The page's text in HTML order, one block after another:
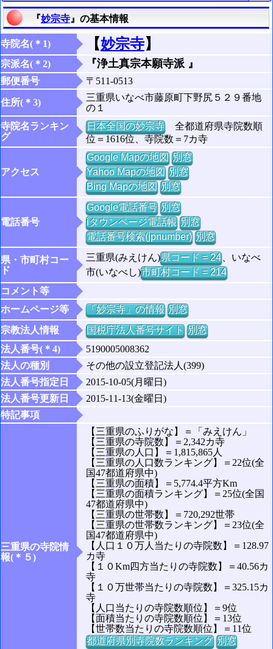
『妙宗寺 』の基本情報
寺院名(＊1) 【妙宗寺】
宗派名(＊2) 『浄土真宗本願寺派 』
郵便番号 〒511-0513
住所(＊3)
三重県いなべ市藤原町下野尻５２９番地
の１
寺院名ランキン
グ
日本全国の妙宗寺全都道府県寺院数順
位＝1616位、寺院数＝7カ寺
アクセス
Google Mapの地図 別窓
Yahoo Mapの地図 別窓
Bing Mapの地図 別窓
電話番号
Google電話番号 別窓
iタウンページ電話帳 別窓
電話番号検索(jpnumber) 別窓
県・市町村コー
ド
三重県(みえけん)県コード = 24、いなべ
市(いなべし)市町村コード = 214
コメント等
ホームページ等
「妙宗寺」の情報 別窓
宗教法人情報
国税庁法人番号サイト 別窓
法人番号(＊4)
5190005008362
法人の種別
その他の設立登記法人(399)
法人番号指定日
2015-10-05(月曜日)
法人番号更新日
2015-11-13(金曜日)
特記事項
三重県の寺院情
報(＊５)
【三重県のふりがな】＝「みえけん」
【三重県の寺院数】＝2,342カ寺
【三重県の人口】＝1,815,865人
【三重県の人口数ランキング】＝22位(全
国47都道府県中)
【三重県の面積】＝5,774.4平方Km
【三重県の面積ランキング】＝25位(全国
47都道府県中)
【三重県の世帯数】＝720,292世帯
【三重県の世帯数ランキング】＝23位(全
国47都道府県中)
【人口１０万人当たりの寺院数】＝128.97
カ寺
【１０Km四方当たりの寺院数】＝40.56カ
寺
【１０万世帯当たりの寺院数】＝325.15カ
寺
【人口当たりの寺院数順位】＝9位
【面積当たりの寺院数順位】＝13位
【世帯数当たりの寺院数順位】＝11位
都道府県別寺院数ランキング 別窓